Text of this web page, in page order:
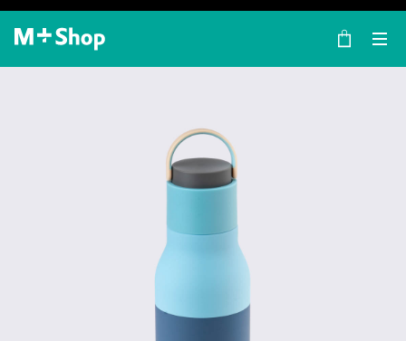
×
M+ Shop